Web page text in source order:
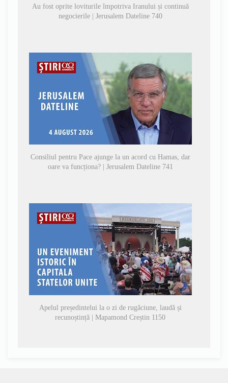
Au fost oprite loviturile împotriva Iranului și continuă
negocierile | Jerusalem Dateline 740
Consiliul pentru Pace ajunge la un acord cu Hamas, dar
oare va funcționa? | Jerusalem Dateline 741
Apelul președintelui la o zi de rugăciune, laudă și
recunoștință | Mapamond Creștin 1150